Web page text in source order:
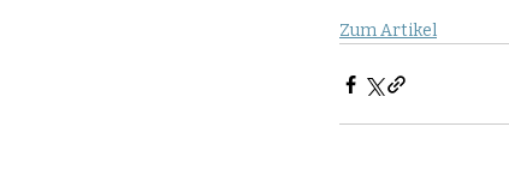
Zum Artikel